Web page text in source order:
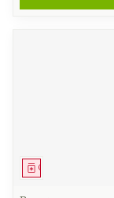
Geneesmiddel